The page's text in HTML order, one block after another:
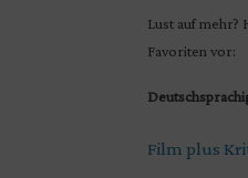
Lust auf mehr?
Favoriten vor:
Film plus